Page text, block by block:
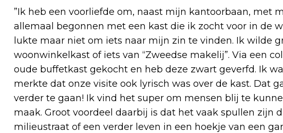
”Ik heb een voorliefde om, naast mijn kantoorbaan, met
allemaal begonnen met een kast die ik zocht voor in de
lukte maar niet om iets naar mijn zin te vinden. Ik wilde
woonwinkelkast of iets van “Zweedse makelij”. Via een
oude buffetkast gekocht en heb deze zwart geverfd. Ik
merkte dat onze visite ook lyrisch was over de kast. Dat
verder te gaan! Ik vind het super om mensen blij te
maak. Groot voordeel daarbij is dat het vaak spullen zijn
milieustraat of een verder leven in een hoekje van een